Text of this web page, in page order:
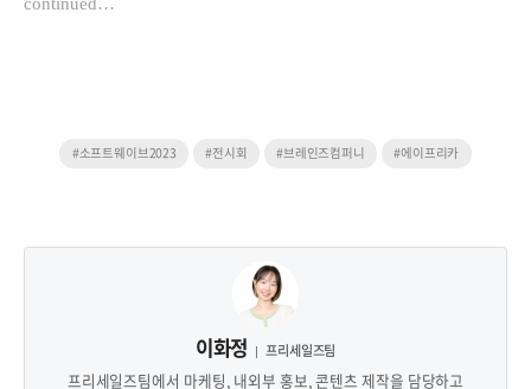
#소프트웨이브2023 #전시회 #브레인즈컴퍼니 #에이프리카
이화정 프리세일즈팀
프리세일즈팀에서 마케팅, 내외부 홍보, 콘텐츠 제작을 담당하고